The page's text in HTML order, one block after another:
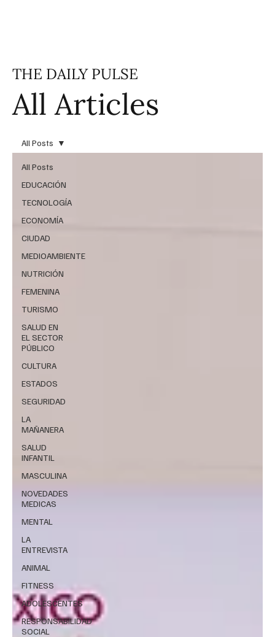
All Articles
THE DAILY PULSE
All Posts
EDUCACIÓN
TECNOLOGÍA
ECONOMÍA
CIUDAD
MEDIOAMBIENTE
NUTRICIÓN
FEMENINA
TURISMO
SALUD EN
EL SECTOR
PÚBLICO
CULTURA
ESTADOS
SEGURIDAD
LA
MAÑANERA
SALUD
INFANTIL
MASCULINA
NOVEDADES
MEDICAS
MENTAL
LA
ENTREVISTA
ANIMAL
FITNESS
ADOLESCENTES
RESPONSABILIDAD
SOCIAL
All Posts